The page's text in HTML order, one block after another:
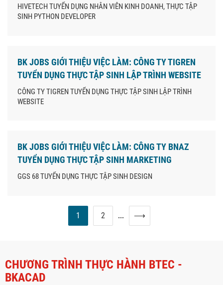
HIVETECH TUYỂN DỤNG NHÂN VIÊN KINH DOANH, THỰC TẬP
SINH PYTHON DEVELOPER
BK JOBS GIỚI THIỆU VIỆC LÀM: CÔNG TY TIGREN
TUYỂN DỤNG THỰC TẬP SINH LẬP TRÌNH WEBSITE
CÔNG TY TIGREN TUYỂN DỤNG THỰC TẬP SINH LẬP TRÌNH
WEBSITE
BK JOBS GIỚI THIỆU VIỆC LÀM: CÔNG TY BNAZ
TUYỂN DỤNG THỰC TẬP SINH MARKETING
GGS 68 TUYỂN DỤNG THỰC TẬP SINH DESIGN
1 2 ... ⟶
CHƯƠNG TRÌNH THỰC HÀNH BTEC -
BKACAD